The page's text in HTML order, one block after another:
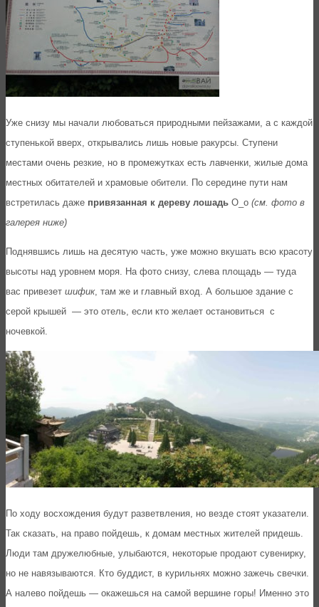
Уже снизу мы начали любоваться природными пейзажами, а с каждой
ступенькой вверх, открывались лишь новые ракурсы. Ступени
местами очень резкие, но в промежутках есть лавченки, жилые дома
местных обитателей и храмовые обители. По середине пути нам
встретилась даже привязанная к дереву лошадь О_о (см. фото в
галерея ниже)
Поднявшись лишь на десятую часть, уже можно вкушать всю красоту
высоты над уровнем моря. На фото снизу, слева площадь — туда
вас привезет шифик, там же и главный вход. А большое здание с
серой крышей — это отель, если кто желает остановиться с
ночевкой.
По ходу восхождения будут разветвления, но везде стоят указатели.
Так сказать, на право пойдешь, к домам местных жителей придешь.
Люди там дружелюбные, улыбаются, некоторые продают сувенирку,
но не навязываются. Кто буддист, в курильнях можно зажечь свечки.
А налево пойдешь — окажешься на самой вершине горы! Именно это